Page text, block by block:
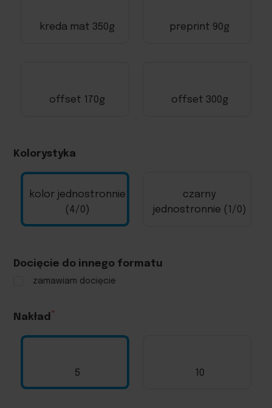
kreda mat 350g preprint 90g
offset 170g offset 300g
Kolorystyka
kolor jednostronnie
(4/0)
czarny
jednostronnie (1/0)
Docięcie do innego formatu
zamawiam docięcie
Nakład
5 10